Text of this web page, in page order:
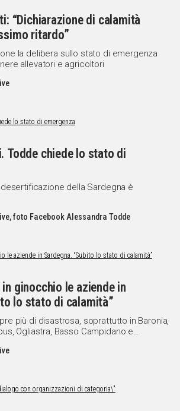
“Dichiarazione di calamità
ritardo”
la delibera sullo stato di emergenza
allevatori e agricoltori
Todde chiede lo stato di
della Sardegna è
foto Facebook Alessandra Todde
ginocchio le aziende in
lo stato di calamità”
più di disastrosa, soprattutto in Baronia,
Ogliastra, Basso Campidano e